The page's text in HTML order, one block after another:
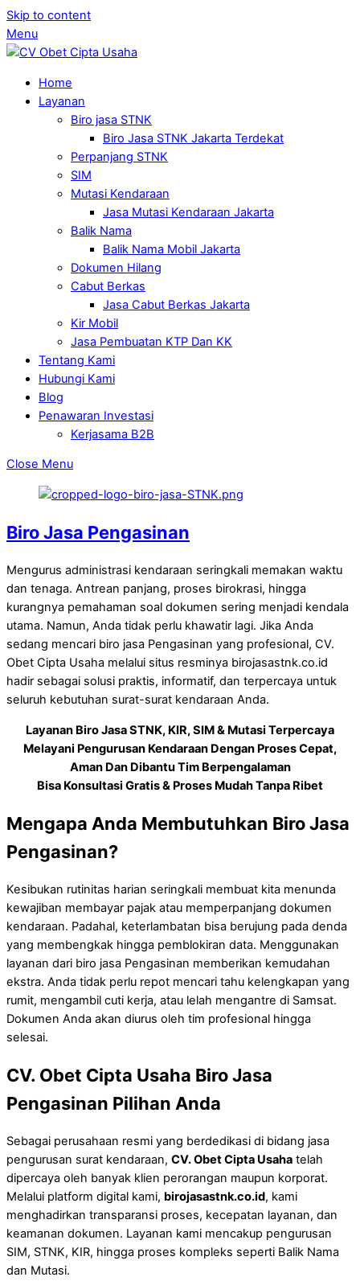
Skip to content
Menu
Home
Layanan
Biro jasa STNK
Biro Jasa STNK Jakarta Terdekat
Perpanjang STNK
SIM
Mutasi Kendaraan
Jasa Mutasi Kendaraan Jakarta
Balik Nama
Balik Nama Mobil Jakarta
Dokumen Hilang
Cabut Berkas
Jasa Cabut Berkas Jakarta
Kir Mobil
Jasa Pembuatan KTP Dan KK
Tentang Kami
Hubungi Kami
Blog
Penawaran Investasi
Kerjasama B2B
Close Menu
Biro Jasa Pengasinan
Mengurus administrasi kendaraan seringkali memakan waktu
dan tenaga. Antrean panjang, proses birokrasi, hingga
kurangnya pemahaman soal dokumen sering menjadi kendala
utama. Namun, Anda tidak perlu khawatir lagi. Jika Anda
sedang mencari biro jasa Pengasinan yang profesional, CV.
Obet Cipta Usaha melalui situs resminya birojasastnk.co.id
hadir sebagai solusi praktis, informatif, dan terpercaya untuk
seluruh kebutuhan surat-surat kendaraan Anda.
Layanan Biro Jasa STNK, KIR, SIM & Mutasi Terpercaya
Melayani Pengurusan Kendaraan Dengan Proses Cepat,
Aman Dan Dibantu Tim Berpengalaman
Bisa Konsultasi Gratis & Proses Mudah Tanpa Ribet
Mengapa Anda Membutuhkan Biro Jasa
Pengasinan?
Kesibukan rutinitas harian seringkali membuat kita menunda
kewajiban membayar pajak atau memperpanjang dokumen
kendaraan. Padahal, keterlambatan bisa berujung pada denda
yang membengkak hingga pemblokiran data. Menggunakan
layanan dari biro jasa Pengasinan memberikan kemudahan
ekstra. Anda tidak perlu repot mencari tahu kelengkapan yang
rumit, mengambil cuti kerja, atau lelah mengantre di Samsat.
Dokumen Anda akan diurus oleh tim profesional hingga
selesai.
CV. Obet Cipta Usaha Biro Jasa
Pengasinan Pilihan Anda
Sebagai perusahaan resmi yang berdedikasi di bidang jasa
pengurusan surat kendaraan, CV. Obet Cipta Usaha telah
dipercaya oleh banyak klien perorangan maupun korporat.
Melalui platform digital kami, birojasastnk.co.id, kami
menghadirkan transparansi proses, kecepatan layanan, dan
keamanan dokumen. Layanan kami mencakup pengurusan
SIM, STNK, KIR, hingga proses kompleks seperti Balik Nama
dan Mutasi.